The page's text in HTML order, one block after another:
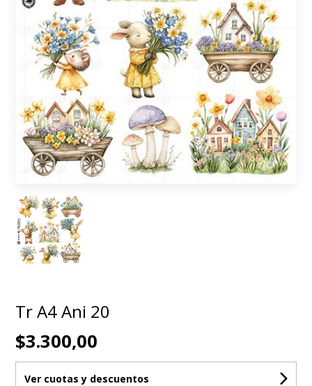
Tr A4 Ani 20
$3.300,00
Ver cuotas y descuentos